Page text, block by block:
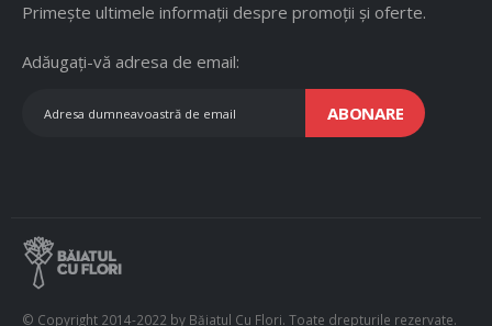
Primește ultimele informații despre promoții și oferte.
Adăugați-vă adresa de email:
ABONARE
© Copyright 2014-2022 by Băiatul Cu Flori. Toate drepturile rezervate.